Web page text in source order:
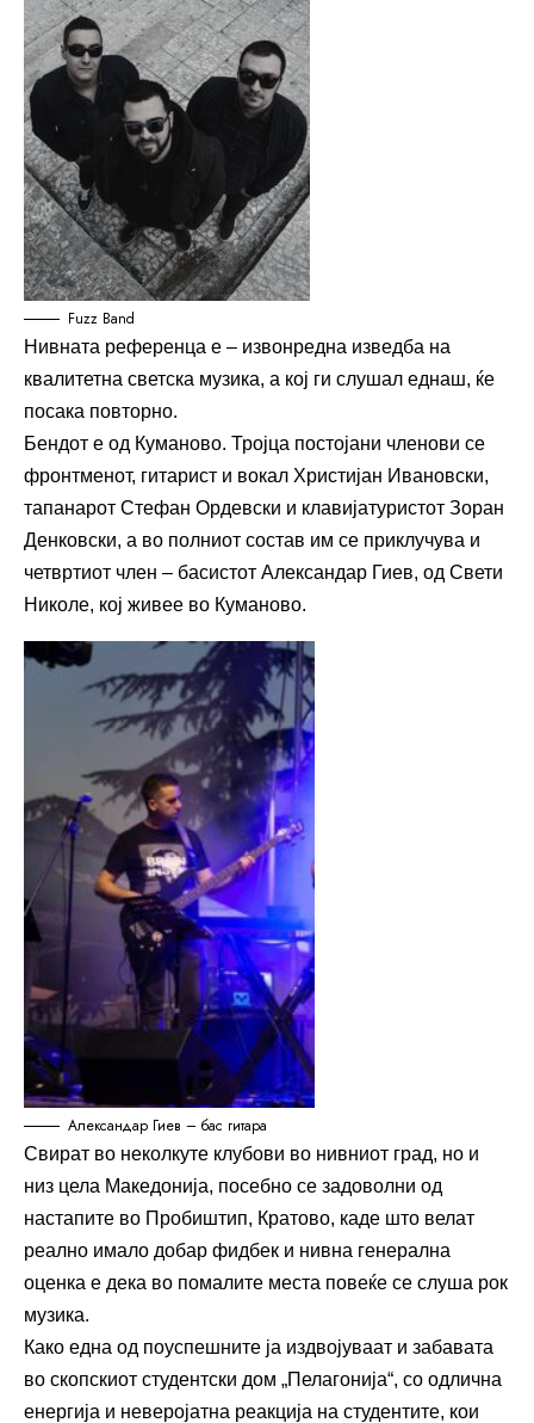
Fuzz Band
Нивната референца е – извонредна изведба на
квалитетна светска музика, а кој ги слушал еднаш, ќе
посака повторно.
Бендот е од Куманово. Тројца постојани членови се
фронтменот, гитарист и вокал Христијан Ивановски,
тапанарот Стефан Ордевски и клавијатуристот Зоран
Денковски, а во полниот состав им се приклучува и
четвртиот член – басистот Александар Гиев, од Свети
Николе, кој живее во Куманово.
Александар Гиев – бас гитара
Свират во неколкуте клубови во нивниот град, но и
низ цела Македонија, посебно се задоволни од
настапите во Пробиштип, Кратово, каде што велат
реално имало добар фидбек и нивна генерална
оценка е дека во помалите места повеќе се слуша рок
музика.
Како една од поуспешните ја издвојуваат и забавата
во скопскиот студентски дом „Пелагонија“, со одлична
енергија и неверојатна реакција на студентите, кои